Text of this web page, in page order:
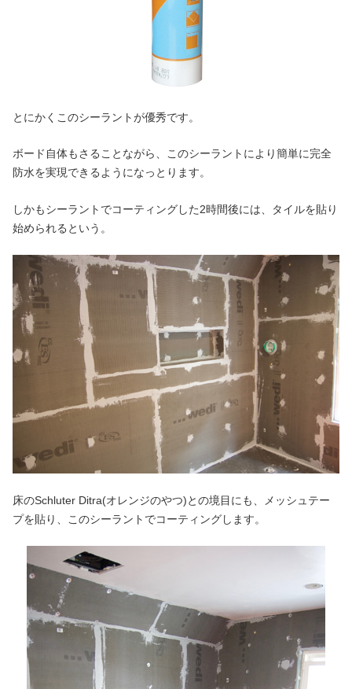
とにかくこのシーラントが優秀です。
ボード自体もさることながら、このシーラントにより簡単に完全
防水を実現できるようになっとります。
しかもシーラントでコーティングした2時間後には、タイルを貼り
始められるという。
床のSchluter Ditra(オレンジのやつ)との境目にも、メッシュテー
プを貼り、このシーラントでコーティングします。